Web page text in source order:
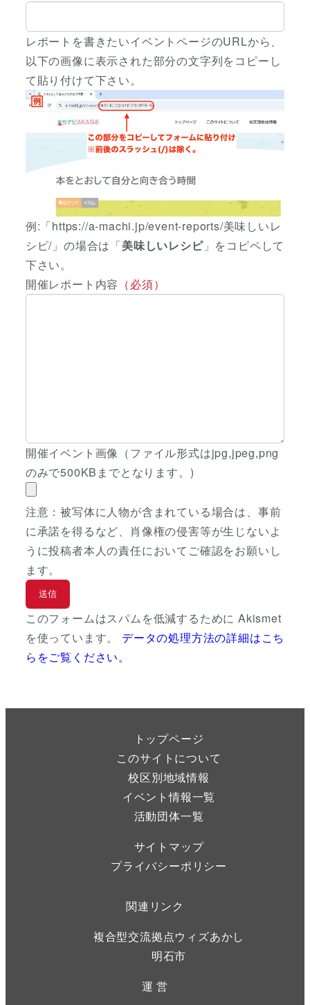
レポートを書きたいイベントページのURLから、
以下の画像に表示された部分の文字列をコピーし
て貼り付けて下さい。
例:「https://a-machi.jp/event-reports/美味しいレ
シピ/」の場合は「美味しいレシピ」をコピペして
下さい。
開催レポート内容 （必須）
開催イベント画像（ファイル形式はjpg,jpeg,png
のみで500KBまでとなります。)
注意：被写体に人物が含まれている場合は、事前
に承諾を得るなど、肖像権の侵害等が生じないよ
うに投稿者本人の責任においてご確認をお願いし
ます。
このフォームはスパムを低減するために Akismet
を使っています。 データの処理方法の詳細はこち
らをご覧ください。
トップページ
このサイトについて
校区別地域情報
イベント情報一覧
活動団体一覧
サイトマップ
プライバシーポリシー
関連リンク
複合型交流拠点ウィズあかし
明石市
運 営